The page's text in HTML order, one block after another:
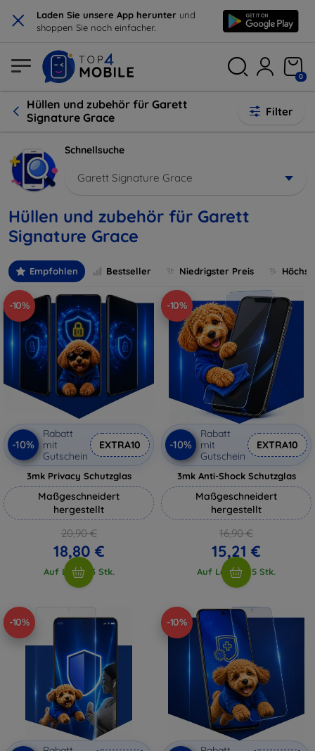
× Laden Sie unsere App herunter und
shoppen Sie noch einfacher.
0
Hüllen und zubehör für Garett
Signature Grace
Filter
Schnellsuche
Garett Signature Grace
Hüllen und zubehör für Garett
Signature Grace
Empfohlen Bestseller Niedrigster Preis
-10%
-10%
Rabatt
mit
Gutschein
EXTRA10
3mk Privacy Schutzglas
Maßgeschneidert
hergestellt
20,90 €
18,80 €
Auf Lager 3 Stk.
-10%
-10%
Rabatt
mit
Gutschein
EXTRA10
3mk Anti-Shock Schutzglas
Maßgeschneidert
hergestellt
16,90 €
15,21 €
Auf Lager > 5 Stk.
-10% -10%